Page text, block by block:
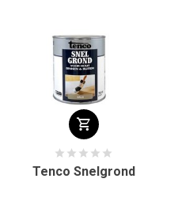
Tenco Snelgrond